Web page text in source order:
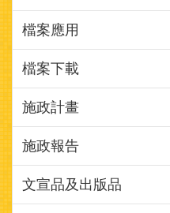
檔案應用
檔案下載
施政計畫
施政報告
文宣品及出版品